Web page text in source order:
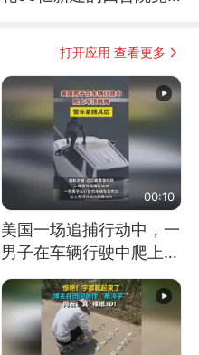
打开应用 查看更多
00:10
美国一场追捕行动中，一
男子在车辆行驶中爬上车
顶跳舞。（新京报）